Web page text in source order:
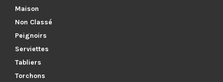
Maison
Non Classé
Peignoirs
Serviettes
Tabliers
Torchons